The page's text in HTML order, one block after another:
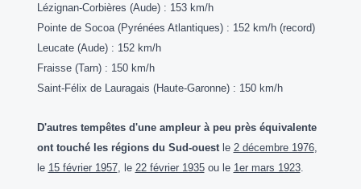
Lézignan-Corbières (Aude) : 153 km/h
Pointe de Socoa (Pyrénées Atlantiques) : 152 km/h (record)
Leucate (Aude) : 152 km/h
Fraisse (Tarn) : 150 km/h
Saint-Félix de Lauragais (Haute-Garonne) : 150 km/h
D'autres tempêtes d'une ampleur à peu près équivalente
ont touché les régions du Sud-ouestle 2 décembre 1976,
le 15 février 1957, le 22 février 1935ou le 1er mars 1923.